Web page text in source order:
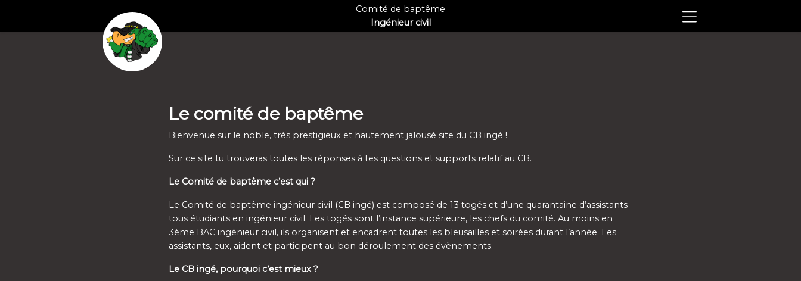
Comité de baptême
Ingénieur civil
Le comité de baptême
Bienvenue sur le noble, très prestigieux et hautement jalousé site du CB ingé !
Sur ce site tu trouveras toutes les réponses à tes questions et supports relatif au CB.
Le Comité de baptême c’est qui ?
Le Comité de baptême ingénieur civil (CB ingé) est composé de 13 togés et d’une quarantaine d’assistants
tous étudiants en ingénieur civil. Les togés sont l’instance supérieure, les chefs du comité. Au moins en
3ème BAC ingénieur civil, ils organisent et encadrent toutes les bleusailles et soirées durant l’année. Les
assistants, eux, aident et participent au bon déroulement des évènements.
Le CB ingé, pourquoi c’est mieux ?